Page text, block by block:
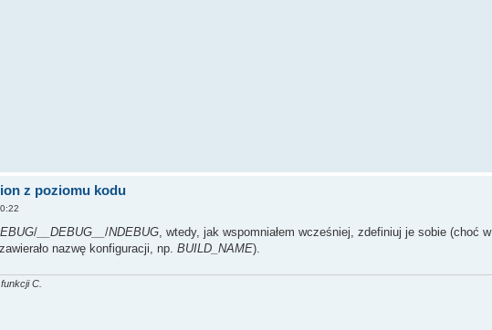
z poziomu kodu
/ __DEBUG__ /NDEBUG , wtedy, jak wspomniałem wcześniej, zdefiniuj je sobie (choć
nazwę konfiguracji, np. BUILD_NAME).
C.